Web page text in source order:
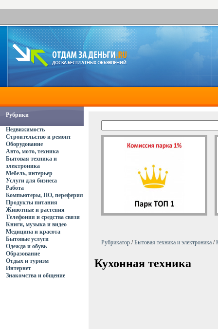
Рубрики
Недвижимость
Строительство и ремонт
Оборудование
Авто, мото, техника
Бытовая техника и
электроника
Мебель, интерьер
Услуги для бизнеса
Работа
Компьютеры, ПО, переферия
Продукты питания
Животные и растения
Телефония и средства связи
Книги, музыка и видео
Медицина и красота
Бытовые услуги
Одежда и обувь
Образование
Отдых и туризм
Интернет
Знакомства и общение
Рубрикатор /Бытовая техника и электроника /
Кухонная техника